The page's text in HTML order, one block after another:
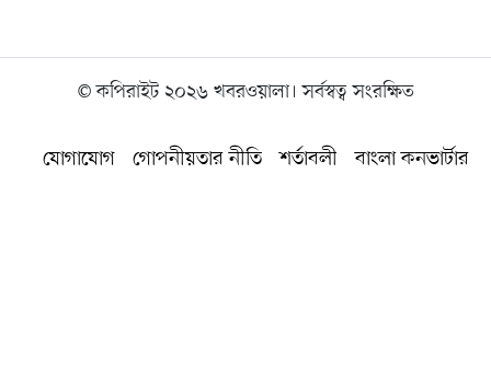
© কপিরাইট ২০২৬ খবরওয়ালা। সর্বস্বত্ব সংরক্ষিত
যোগাযোগ গোপনীয়তার নীতি শর্তাবলী বাংলা কনভার্টার